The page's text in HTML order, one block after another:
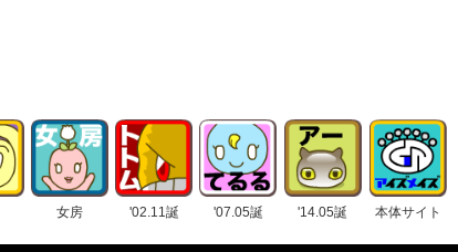
女房 '02.11誕 '07.05誕 '14.05誕 本体サイト